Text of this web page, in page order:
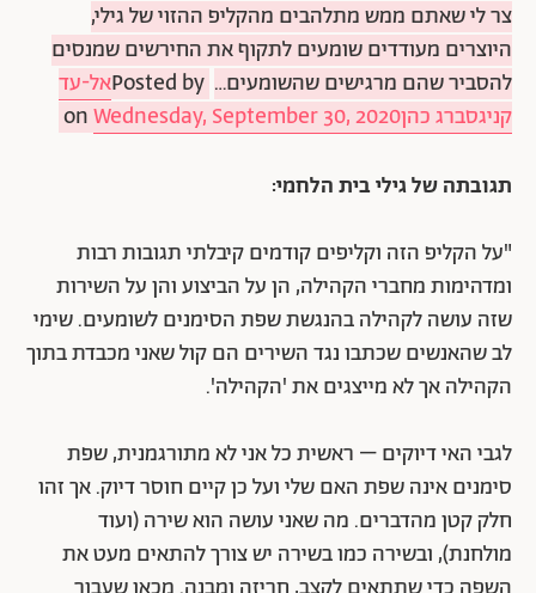
צר לי שאתם ממש מתלהבים מהקליפ ההזוי של גילי,
היוצרים מעודדים שומעים לתקוף את החירשים שמנסים
להסביר שהם מרגישים שהשומעים… Posted by ‎אל-עד
קניגסברג כהן
‎ onWednesday, September 30, 2020
תגובתה של גילי בית הלחמי:
"על הקליפ הזה וקליפים קודמים קיבלתי תגובות רבות
ומדהימות מחברי הקהילה, הן על הביצוע והן על השירות
שזה עושה לקהילה בהנגשת שפת הסימנים לשומעים. שימי
לב שהאנשים שכתבו נגד השירים הם קול שאני מכבדת בתוך
הקהילה אך לא מייצגים את 'הקהילה'.
לגבי האי דיוקים – ראשית כל אני לא מתורגמנית, שפת
סימנים אינה שפת האם שלי ועל כן קיים חוסר דיוק. אך זהו
חלק קטן מהדברים. מה שאני עושה הוא שירה (ועוד
מולחנת), ובשירה כמו בשירה יש צורך להתאים מעט את